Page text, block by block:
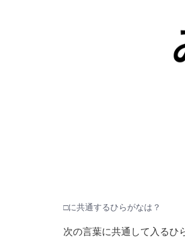
□に共通するひらがなは？
次の言葉に共通して入るひ